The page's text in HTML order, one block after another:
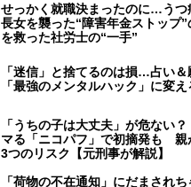
せっかく就職決まったのに…うつ
長女を襲った“障害年金ストッ
を救った社労士の“一手”
「迷信」と捨てるのは損…占い＆
「最強のメンタルハック」に変
「うちの子は大丈夫」が危ない
マる「ニコパフ」で初摘発も 親
3つのリスク【元刑事が解説】
「荷物の不在通知」にだまされ